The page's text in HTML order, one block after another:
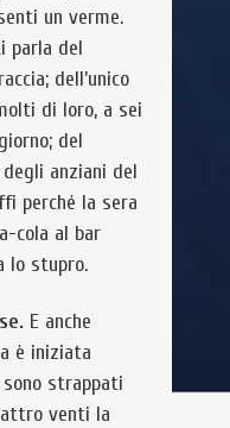
un verme.
parla del
dell’unico
di loro, a sei
del
anziani del
perché la sera
cola al bar
lo stupro.
E anche
è iniziata
sono strappati
venti la